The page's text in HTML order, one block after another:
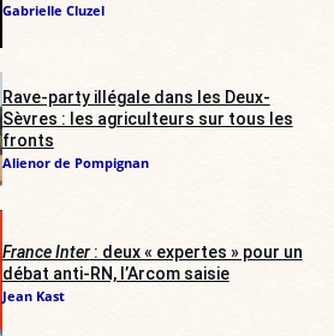
Gabrielle Cluzel
Rave-party illégale dans les Deux-
Sèvres : les agriculteurs sur tous les
fronts
Alienor de Pompignan
France Inter: deux « expertes » pour un
débat anti-RN, l’Arcom saisie
Jean Kast